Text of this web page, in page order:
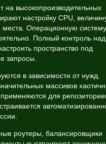
высокопроизводительных
настройку CPU,
места. Операционную систему
Полный контроль над
пространство под
запросы.
в зависимости от нужд.
массивов
для
роутеры, балансировщики